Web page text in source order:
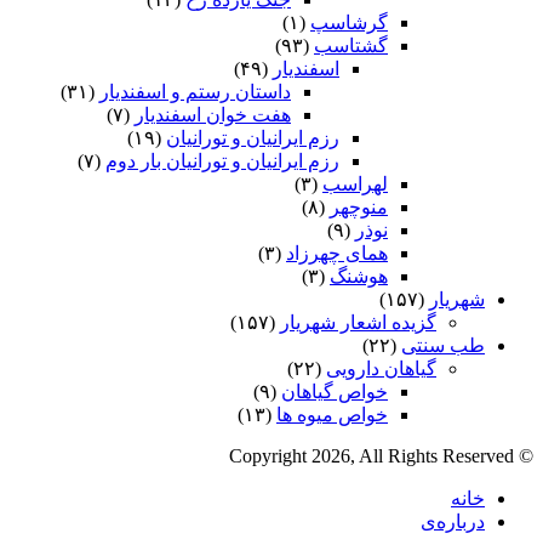
گرشاسپ (۱)
گشتاسب (۹۳)
اسفندیار (۴۹)
داستان رستم و اسفندیار (۳۱)
هفت خوان اسفندیار (۷)
رزم ایرانیان و تورانیان (۱۹)
رزم ایرانیان و تورانیان بار دوم (۷)
لهراسب (۳)
منوچهر (۸)
نوذر (۹)
هماى چهرزاد (۳)
هوشنگ (۳)
شهریار (۱۵۷)
گزیده اشعار شهریار (۱۵۷)
طب سنتی (۲۲)
گیاهان دارویی (۲۲)
خواص گیاهان (۹)
خواص میوه ها (۱۳)
© Copyright 2026, All Rights Reserved
خانه
درباره‌ی